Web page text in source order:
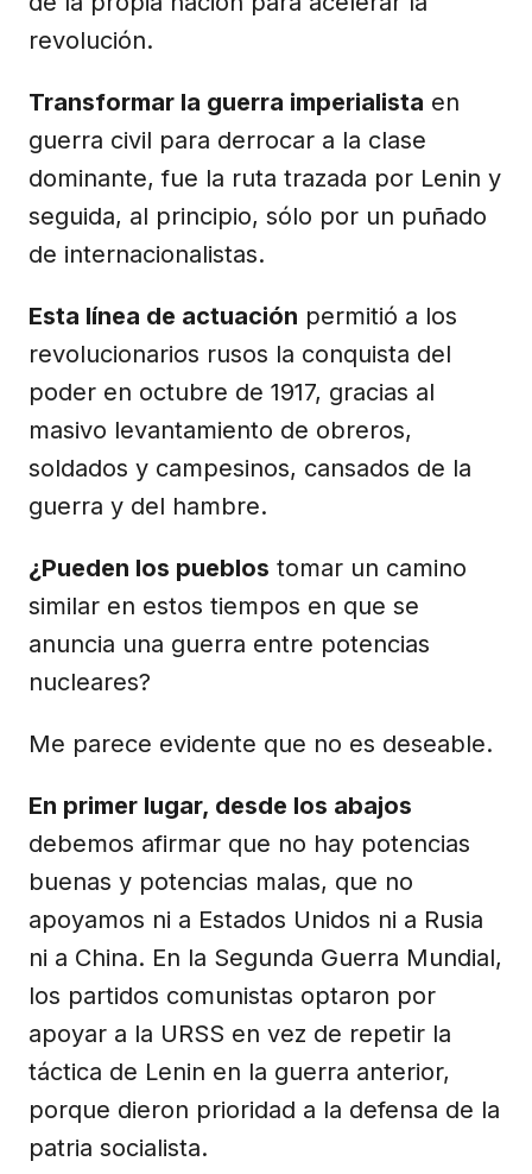
revolución.
Transformar la guerra imperialista en
guerra civil para derrocar a la clase
dominante, fue la ruta trazada por Lenin y
seguida, al principio, sólo por un puñado
de internacionalistas.
Esta línea de actuación permitió a los
revolucionarios rusos la conquista del
poder en octubre de 1917, gracias al
masivo levantamiento de obreros,
soldados y campesinos, cansados de la
guerra y del hambre.
¿Pueden los pueblos tomar un camino
similar en estos tiempos en que se
anuncia una guerra entre potencias
nucleares?
Me parece evidente que no es deseable.
En primer lugar, desde los abajos
debemos afirmar que no hay potencias
buenas y potencias malas, que no
apoyamos ni a Estados Unidos ni a Rusia
ni a China. En la Segunda Guerra Mundial,
los partidos comunistas optaron por
apoyar a la URSS en vez de repetir la
táctica de Lenin en la guerra anterior,
porque dieron prioridad a la defensa de la
patria socialista.